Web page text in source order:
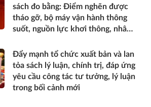
sách đo bằng: Điểm nghẽn được
tháo gỡ, bộ máy vận hành thông
suốt, nguồn lực khơi thông, nhân
hơn*
Đẩy mạnh tổ chức xuất bản và lan
tỏa sách lý luận, chính trị, đáp ứng
yêu cầu công tác tư tưởng, lý luận
trong bối cảnh mới